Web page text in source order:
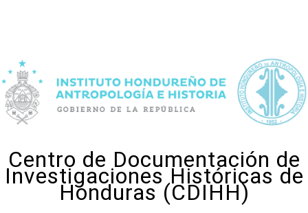
Centro de Documentación de
Investigaciones Históricas de
Honduras (CDIHH)